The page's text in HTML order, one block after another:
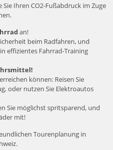
Ihren CO2-Fußabdruck im Zuge
an!
beim Radfahren, und
effizientes Fahrrad-Training
können: Reisen Sie
oder nutzen Sie Elektroautos
Sie möglichst spritsparend, und
mit!
Tourenplanung in